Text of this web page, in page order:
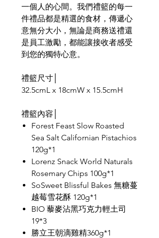
一個人的心間。我們禮籃的每一
件禮品都是精選的食材，傳遞心
意無分大小，無論是商務送禮還
是員工激勵，都能讓接收者感受
到您的獨特心意。
禮籃尺寸│
32.5cmL x 18cmW x 15.5cmH
禮籃內容│
Forest Feast Slow Roasted
Sea Salt Californian Pistachios
120g*1
Lorenz Snack World Naturals
Rosemary Chips 100g*1
SoSweet Blissful Bakes 無糖蔓
越莓雪花酥 120g*1
BIO 藜麥沾黑巧克力輕土司
19*3
勝立王朝滴雞精360g*1